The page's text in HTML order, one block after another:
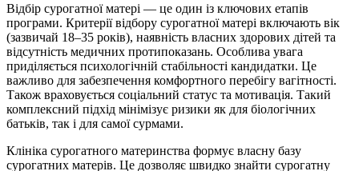
Відбір сурогатної матері — це один із ключових етапів
програми. Критерії відбору сурогатної матері включають вік
(зазвичай 18–35 років), наявність власних здорових дітей та
відсутність медичних протипоказань. Особлива увага
приділяється психологічній стабільності кандидатки. Це
важливо для забезпечення комфортного перебігу вагітності.
Також враховується соціальний статус та мотивація. Такий
комплексний підхід мінімізує ризики як для біологічних
батьків, так і для самої сурмами.
Клініка сурогатного материнства формує власну базу
сурогатних матерів. Це дозволяє швидко знайти сурогатну